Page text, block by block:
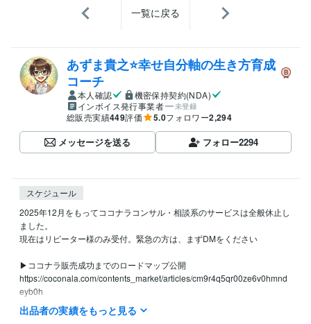
一覧に戻る
あずま貴之⭐幸せ自分軸の生き方育成
コーチ
本人確認
機密保持契約(NDA)
インボイス発行事業者
未登録
総販売実績449評価 5.0フォロワー2,294
メッセージを送る フォロー2294
スケジュール
2025年12月をもってココナラコンサル・相談系のサービスは全般休止し
ました。
現在はリピーター様のみ受付。緊急の方は、まずDMをください
▶ココナラ販売成功までのロードマップ公開
https://coconala.com/contents_market/articles/cm9r4q5qr00ze6v0hmnd
eyb0h
▶自分らしくお金を稼ぐ方法ブログ→https://coconala.com/blogs/85477
出品者の実績をもっと見る